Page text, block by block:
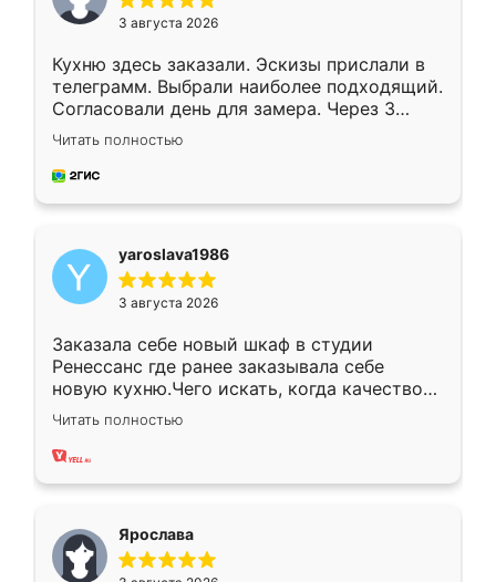
3 августа 2026
Кухню здесь заказали. Эскизы прислали в
телеграмм. Выбрали наиболее подходящий.
Согласовали день для замера. Через 3
недели кухня была уже готова. Остались
довольны работой. Спасибо Ренессанс
мебель за качественную работу!
Читать полностью
yaroslava1986
3 августа 2026
Заказала себе новый шкаф в студии
Ренессанс где ранее заказывала себе
новую кухню.Чего искать, когда качеством
вполне довольна. Служит кухня уже почти
два года, нареканий нет.
Читать полностью
Ярослава